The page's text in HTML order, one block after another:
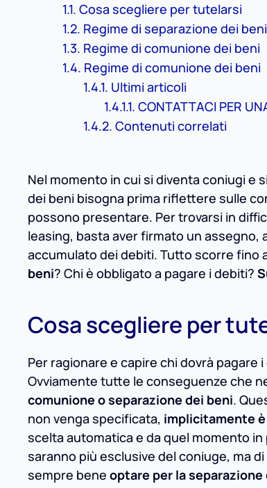
Cosa scegliere per tutelarsi
Regime di separazione dei beni
Regime di comunione dei beni
Regime di comunione dei beni
Ultimi articoli
CONTATTACI PER
Contenuti correlati
Nel momento in cui si diventa coniugi e
dei beni bisogna prima riflettere sulle
possono presentare. Per trovarsi in
leasing, basta aver firmato un
accumulato dei debiti. Tutto scorre fino
beni? Chi è obbligato a pagare i debiti?
Cosa scegliere per
Per ragionare e capire chi dovrà
Ovviamente tutte le conseguenze che
comunione o separazione dei beni.
non venga specificata, implicitamente
scelta automatica e da quel momento
saranno più esclusive del coniuge, ma
sempre bene optare per la separazione